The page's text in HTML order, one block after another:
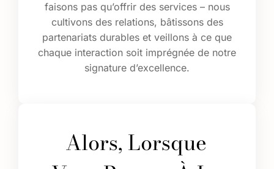
faisons pas qu’offrir des services – nous
cultivons des relations, bâtissons des
partenariats durables et veillons à ce que
chaque interaction soit imprégnée de notre
signature d’excellence.
Alors, Lorsque